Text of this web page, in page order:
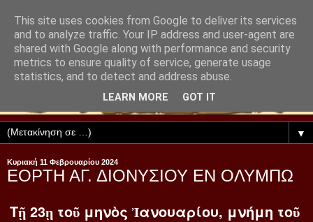
▼
Κυριακή 11 Φεβρουαρίου 2024
ΕΟΡΤΗ ΑΓ. ΔΙΟΝΥΣΙΟΥ ΕΝ ΟΛΥΜΠΩ
Τῇ 23ῃ τοῦ μηνὸς Ἰανουαρίου, μνήμη τοῦ
This site uses cookies from Google to deliver its services
and to analyze traffic. Your IP address and user-agent are
shared with Google along with performance and security
metrics to ensure quality of service, generate usage
statistics, and to detect and address abuse.
LEARN MORE GOT IT